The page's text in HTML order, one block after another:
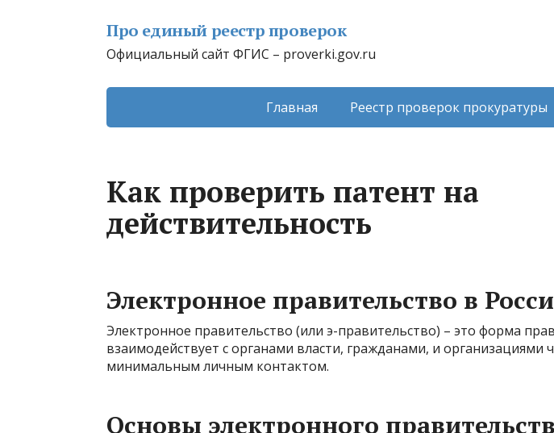
Про единый реестр проверок
Официальный сайт ФГИС – proverki.gov.ru
Главная Реестр проверок прокуратуры
Как проверить патент на
действительность
Электронное правительство в
Электронное правительство (или э-правительство) – это форма
взаимодействует с органами власти, гражданами, и организациями
минимальным личным контактом.
Основы электронного